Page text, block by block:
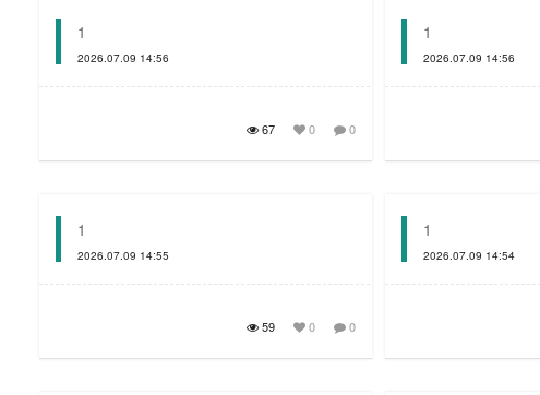
1
2026.07.09 14:56
0
0
67
1
2026.07.09 14:56
1
2026.07.09 14:55
0
0
59
1
2026.07.09 14:54